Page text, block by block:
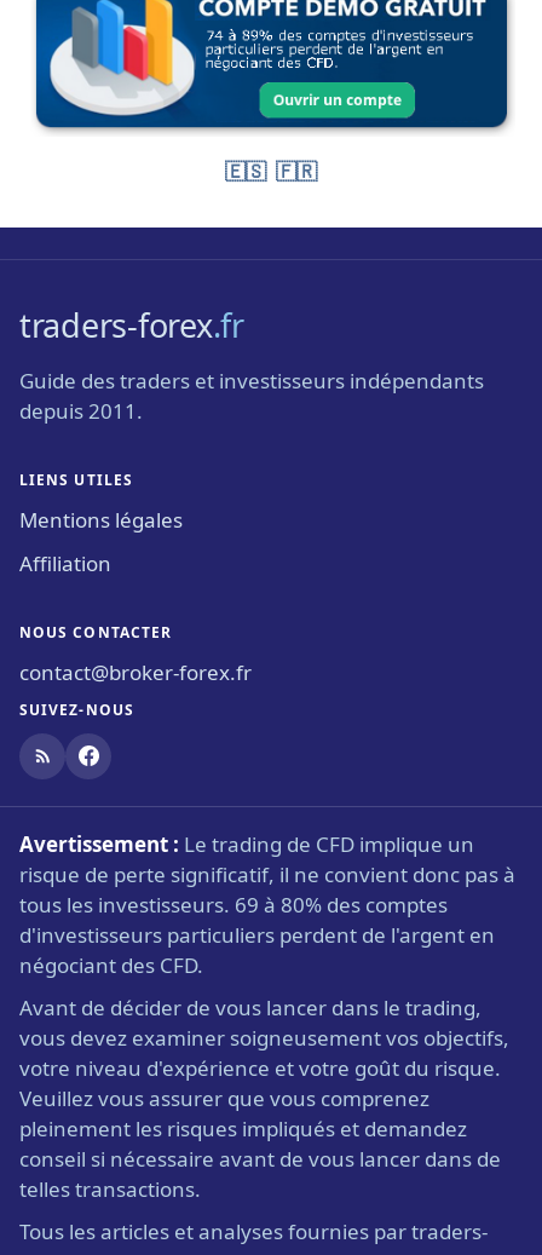
🇪🇸 🇫🇷
traders-forex.fr
Guide des traders et investisseurs indépendants
depuis 2011.
LIENS UTILES
Mentions légales
Affiliation
NOUS CONTACTER
contact@broker-forex.fr
SUIVEZ-NOUS
Avertissement : Le trading de CFD implique un
risque de perte significatif, il ne convient donc pas à
tous les investisseurs. 69 à 80% des comptes
d'investisseurs particuliers perdent de l'argent en
négociant des CFD.
Avant de décider de vous lancer dans le trading,
vous devez examiner soigneusement vos objectifs,
votre niveau d'expérience et votre goût du risque.
Veuillez vous assurer que vous comprenez
pleinement les risques impliqués et demandez
conseil si nécessaire avant de vous lancer dans de
telles transactions.
Tous les articles et analyses fournies par traders-